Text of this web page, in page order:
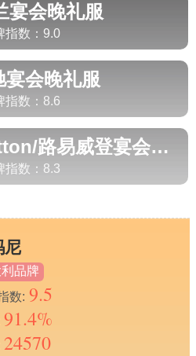
宴会晚礼服
指数： 9.0
宴会晚礼服
指数： 8.6
路易威登宴会晚礼服
指数： 8.3
尼
品牌
数: 9.5
91.4%
24570